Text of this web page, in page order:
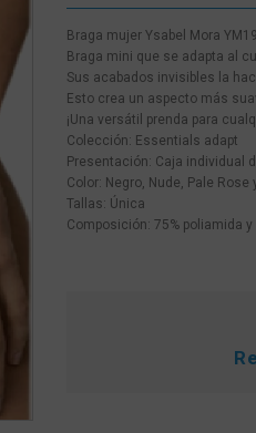
Braga mujer Ysabel Mora
Braga mini que se adapta al
Sus acabados invisibles la
Esto crea un aspecto más
¡Una versátil prenda para
Colección: Essentials adapt
Presentación: Caja individual
Color: Negro, Nude, Pale Rose
Tallas: Única
Composición: 75% poliamida